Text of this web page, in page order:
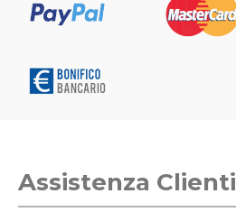
Assistenza Clienti